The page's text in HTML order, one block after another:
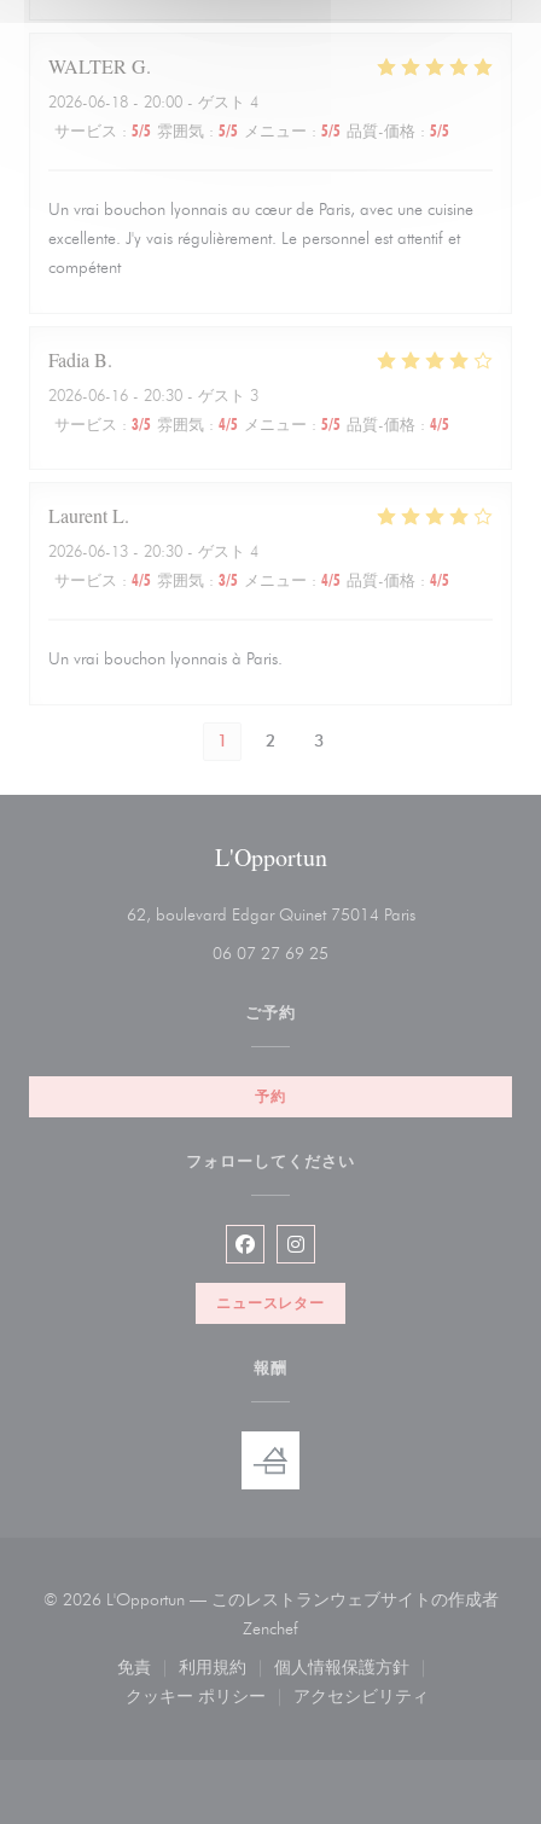
WALTER G
2026-06-18 - 20:00 - ゲスト 4
サービス : 5/5 雰囲気 : 5/5 メニュー : 5/5 品質-価格 : 5/5
Un vrai bouchon lyonnais au cœur de Paris, avec une cuisine
excellente. J'y vais régulièrement. Le personnel est attentif et
compétent
Fadia B
2026-06-16 - 20:30 - ゲスト 3
サービス : 3/5 雰囲気 : 4/5 メニュー : 5/5 品質-価格 : 4/5
LaurentL
2026-06-13 - 20:30 - ゲスト 4
サービス : 4/5 雰囲気 : 3/5 メニュー : 4/5 品質-価格 : 4/5
Un vrai bouchon lyonnais à Paris.
1 2 3
L'Opportun
62, boulevard Edgar Quinet 75014 Paris((新しいウィン
06 07 27 69 25
ご予約
予約
フォローしてください
Facebook ((新しいウィンドウで開
Instagram ((新しいウィンド
ニュースレター
報酬
© 2026 L'Opportun — このレストランウェブサイトの作成者
Zenchef((新しいウィンドウで開きます))
免責
((新しいウィンドウで開きます))
利用規約
((新しいウィンドウで開きます))
個人情報保護方針
((新しいウィンドウで開
クッキー ポリシー
((新しいウィンドウで開きます))
アクセシビリティ
((新しいウィンドウで